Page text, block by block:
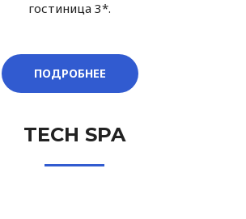
гостиница 3*.
ПОДРОБНЕЕ
TECH SPA